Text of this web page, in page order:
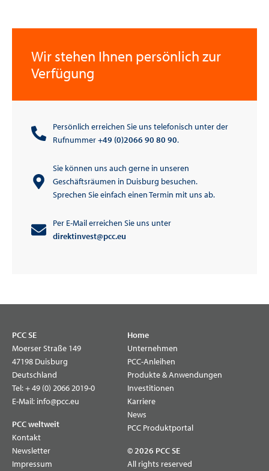
Wir stehen Ihnen persönlich zur
Verfügung
Persönlich erreichen Sie uns telefonisch unter der
Rufnummer+49 (0)2066 90 80 90.
Sie können uns auch gerne in unseren
Geschäftsräumen in Duisburg besuchen.
Sprechen Sie einfach einen Termin mit uns ab.
Per E-Mail erreichen Sie uns unter
direktinvest@pcc.eu
PCC SE
Moerser Straße 149
47198 Duisburg
Deutschland
Tel:+ 49 (0) 2066 2019-0
E-Mail: info@pcc.eu
PCC weltweit
Kontakt
Newsletter
Impressum
Home
Unternehmen
PCC-Anleihen
Produkte & Anwendungen
Investitionen
Karriere
News
PCC Produktportal
© 2026 PCC SE
All rights reserved